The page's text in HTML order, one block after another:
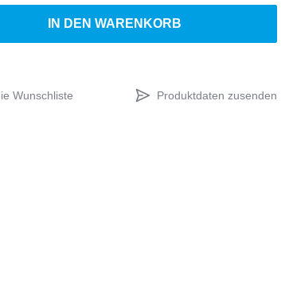
IN DEN WARENKORB
Produktdaten zusenden
Wunschliste